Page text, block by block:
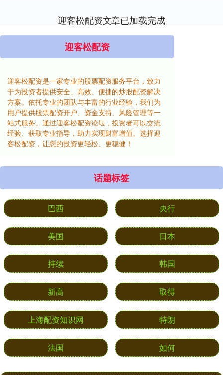
迎客松配资文章已加载完成
迎客松配资
迎客松配资是一家专业的股票配资服务平台，致力
于为投资者提供安全、高效、便捷的炒股配资解决
方案。依托专业的团队与丰富的行业经验，我们为
用户提供股票配资开户、资金支持、风险管理等一
站式服务。通过迎客松配资论坛，投资者可以交流
经验、获取专业指导，助力实现财富增值。选择迎
客松配资，让您的投资更轻松、更稳健！
话题标签
巴西 央行
美国 日本
持续 韩国
新高 取得
上海配资知识网 特朗
法国 如何